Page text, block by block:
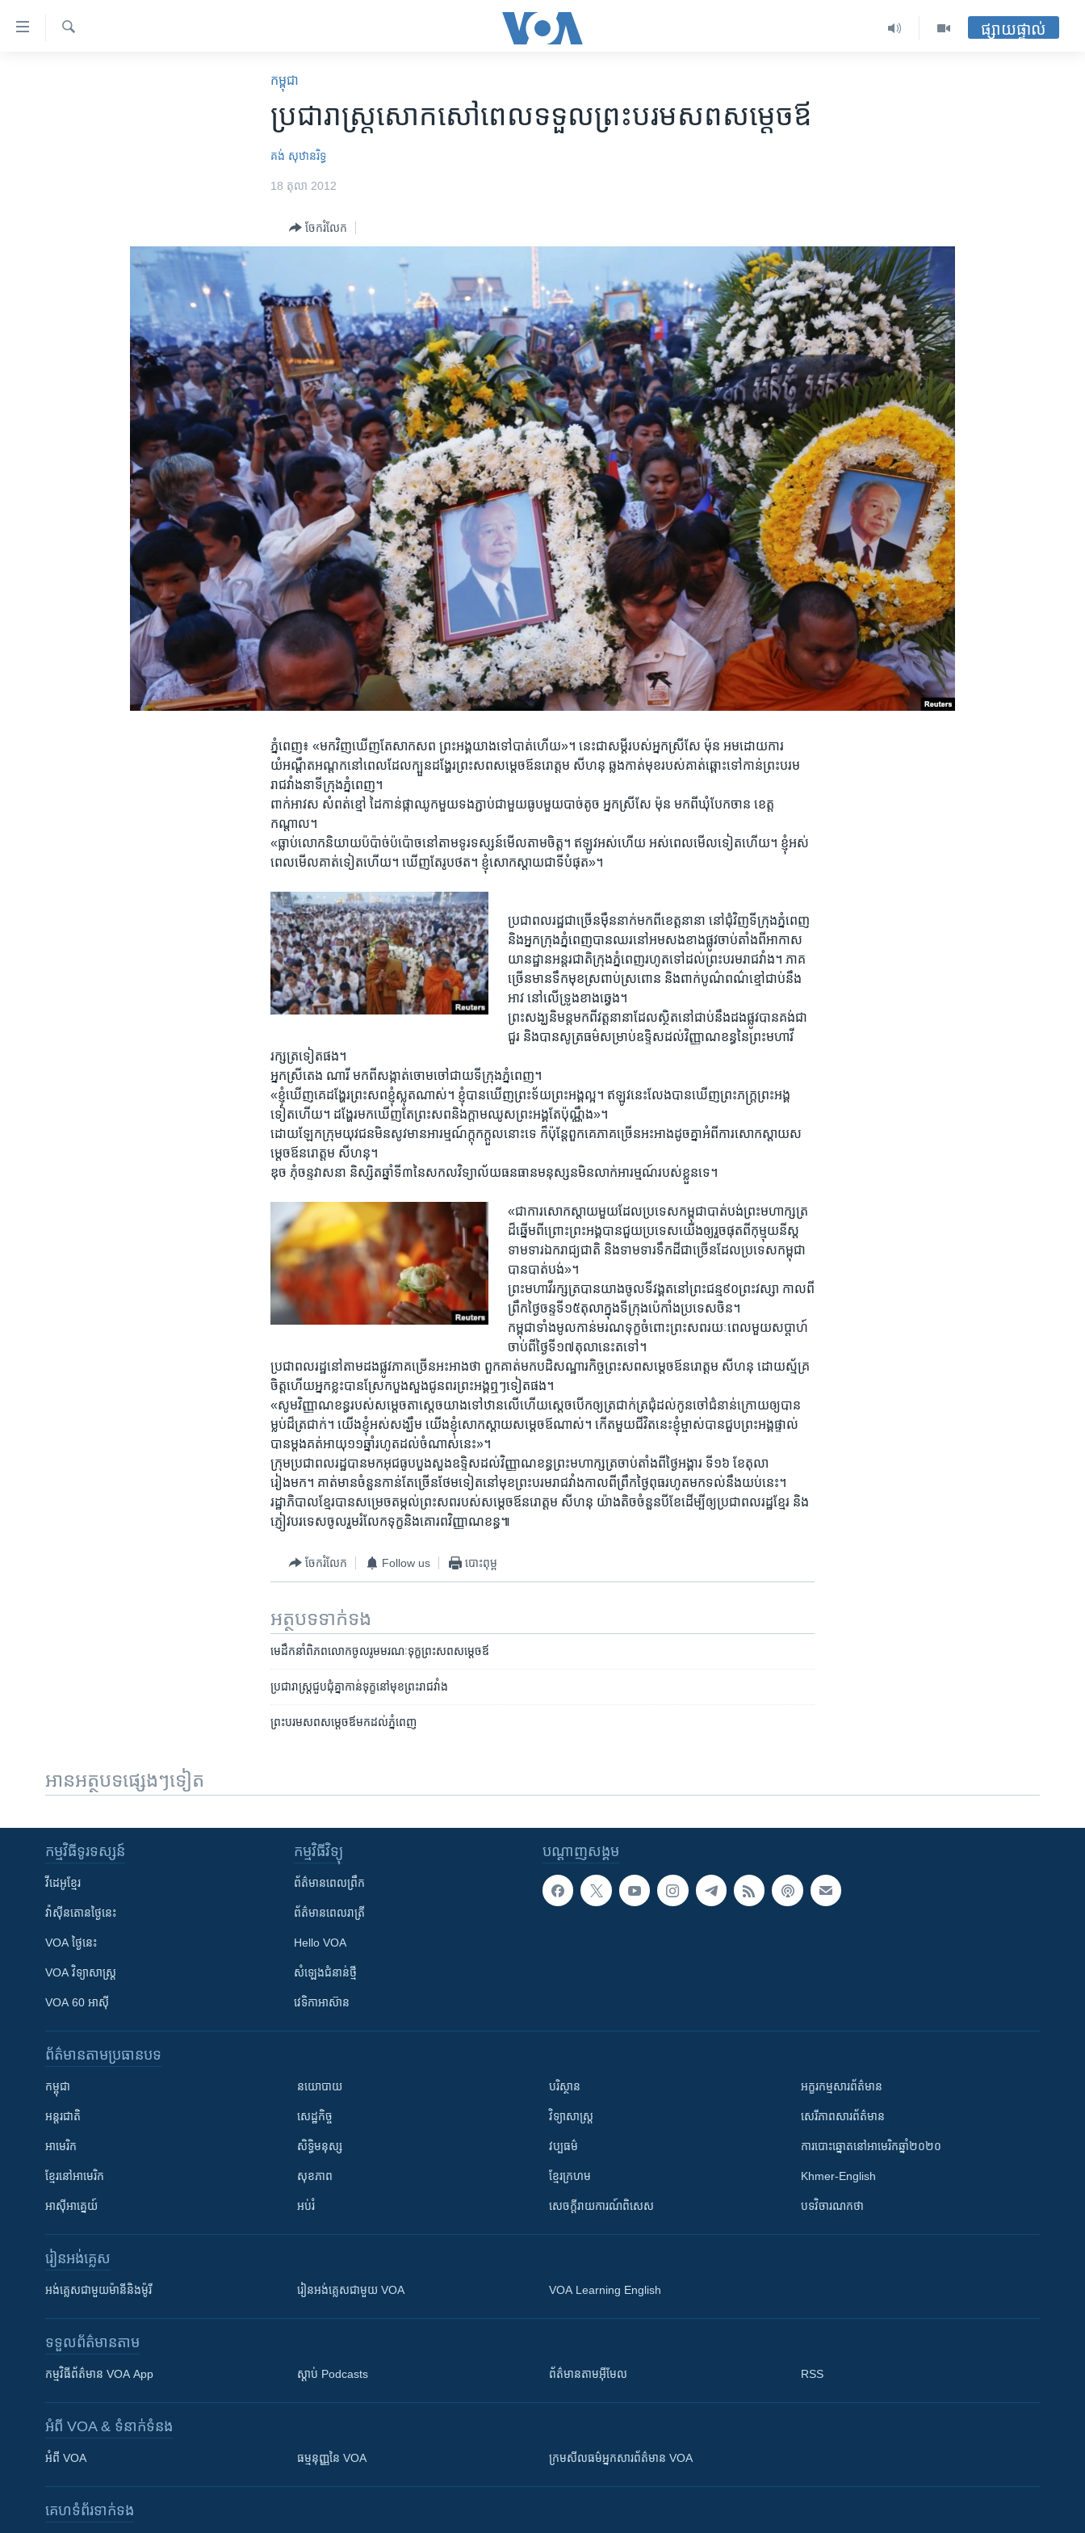
ទៅ​
ផ្សាយផ្ទាល់
កម្ពុជា
ប្រជារាស្ត្រ​សោកសៅ​ពេល​ទទួល​ព្រះបរមសព​សម្តេច​ឪ
គង់ សុឋានរិទ្ធ
18 តុលា 2012
ចែករំលែក
ភ្នំពេញ៖ «មក​វិញ​ឃើញ​តែ​សាកសព ព្រះអង្គ​យាង​ទៅ​បាត់​ហើយ»។ នេះ​ជា​សម្តី​របស់​អ្នកស្រី​សែ ម៉ុន អម​ដោយ​ការ​
យំអណ្តឺតអណ្តក​នៅពេល​ដែល​ក្បួន​ដង្ហែរ​ព្រះ​សព​សម្តេចឪ​នរោត្តម សីហនុ ឆ្លង​កាត់​មុខ​របស់​គាត់​ឆ្ពោះ​ទៅ​កាន់​ព្រះ​បរម
រាជវាំង​នា​ទីក្រុង​ភ្នំពេញ។
​ពាក់អាវ​ស សំពត់​ខ្មៅ​ ដៃ​កាន់​ផ្កាឈូក​មួយទង​ភ្ជាប់​ជាមួយ​ធូប​មួយ​បាច់​តូច អ្នក​ស្រី​សែ ម៉ុន មកពី​ឃុំ​បែក​ចាន ខេត្ត​
កណ្តាល។
«ធ្លាប់​លោក​និយាយ​ប៉ប៉ាច់ប៉ប៉ោច​នៅតាម​ទូរទស្សន៍​មើល​តាម​ចិត្ត។ ឥឡូវ​អស់​ហើយ អស់​ពេល​មើល​ទៀត​ហើយ។ ខ្ញុំ​អស់​
ពេល​មើល​គាត់​ទៀត​ហើយ។ ឃើញ​តែ​រូបថត។ ខ្ញុំ​សោកស្តាយ​ជាទីបំផុត»។
ប្រជាពលរដ្ឋ​ជាច្រើន​ម៉ឺន​នាក់​មក​ពី​ខេត្ត​នានា នៅ​ជុំវិញ​ទីក្រុង​ភ្នំពេញ
និង​អ្នក​ក្រុង​ភ្នំពេញ​បាន​ឈរ​នៅ​អម​សង​ខាង​ផ្លូវ​ចាប់តាំងពី​អាកាស​
យានដ្ឋាន​អន្តរជាតិ​ក្រុង​ភ្នំពេញ​រហូត​ទៅ​ដល់​ព្រះបរមរាជ​វាំង។ ភាគ​
ច្រើន​មាន​ទឹកមុខ​ស្រពាប់​ស្រពោន និង​ពាក់​បូណ៌​ពណ៌​ខ្មៅ​ជាប់​នឹង​
អាវ នៅ​លើ​ទ្រូង​ខាង​ឆ្វេង។
ព្រះសង្ឃ​និមន្ត​មក​ពី​វត្ត​នានា​ដែល​ស្ថិតនៅ​ជាប់​នឹង​ដងផ្លូវ​បាន​គង់​ជា​
ជួរ និង​បាន​សូត្រធម៌​សម្រាប់​ឧទ្ទិស​ដល់​វិញ្ញាណ​ខន្ធ​នៃ​ព្រះមហាវី
រក្សត្រ​ទៀតផង។​
អ្នកស្រី​តេង ណារី មក​ពី​សង្កាត់​ចោមចៅ​ជាយ​ទីក្រុង​ភ្នំពេញ។
«ខ្ញុំ​ឃើញ​គេ​ដង្ហែរ​ព្រះ​សព​ខ្ញុំ​ស្លុត​ណាស់។ ខ្ញុំ​បាន​ឃើញ​ព្រះទ័យ​ព្រះអង្គ​ល្អ។ ឥឡូវនេះ​លែង​បាន​ឃើញ​ព្រះភក្ត្រ​ព្រះ​អង្គ​
ទៀត​ហើយ។ ដង្ហែរ​មក​ឃើញ​តែ​ព្រះ​សព​និង​ក្តាមឈូស​ព្រះអង្គ​តែ​ប៉ុណ្ណឹង»។​
ដោយ​ឡែក​ក្រុម​យុវជន​មិន​សូវ​មាន​អារម្មណ៍​ក្តុកក្តួល​នោះទេ ក៏​ប៉ុន្តែ​ពួកគេ​ភាគ​ច្រើន​អះអាង​ដូចគ្នា​អំពី​ការសោកស្តាយ​ស
ម្តេច​ឪ​នរោត្តម សីហនុ​។​
ឌុច ភុំ​ចន្ទវាសនា និស្សិត​ឆ្នាំ​ទី​៣​នៃ​សកល​វិទ្យាល័យ​ធនធានមនុស្ស​ន​មិន​លាក់​អារម្មណ៍​របស់​ខ្លួន​ទេ។​
«ជា​ការសោកស្តាយ​មួយ​ដែល​ប្រទេស​កម្ពុជា​បាត់បង់​ព្រះមហាក្សត្រ​
ដ៏​ឆ្នើម​ពីព្រោះ​ព្រះអង្គ​បាន​ជួយ​ប្រទេស​យើង​ឲ្យ​រួច​ផុត​ពី​កុ​ម្មុយនីស្ត
ទាមទារ​ឯករាជ្យ​ជាតិ និង​ទាមទារទឹកដី​ជាច្រើន​ដែល​ប្រទេស​កម្ពុជា​
បាន​បាត់បង់»។​
ព្រះមហាវីរក្សត្រ​បាន​យាង​ចូល​ទីវង្គត​នៅ​ព្រះជន្ម​៩០​ព្រះវស្សា កាលពី​
ព្រឹក​ថ្ងៃ​ចន្ទទី​១៥​តុលា​ក្នុង​ទីក្រុង​ប៉េកាំង​ប្រទេស​ចិន។
កម្ពុជា​ទាំងមូល​កាន់​មរណ​ទុក្ខ​ចំពោះ​ព្រះ​សព​រយៈពេល​មួយ​សប្តាហ៍​
ចាប់ពី​ថ្ងៃ​ទី​១៧​តុលា​នេះ​តទៅ។
ប្រជាពលរដ្ឋ​នៅ​តាម​ដងផ្លូវ​ភាគច្រើន​អះអាង​ថា ពួកគាត់​មក​បដិសណ្ឋារកិច្ច​ព្រះ​សព​សម្តេច​ឪ​នរោត្តម សីហនុ ដោយ​ស្ម័គ្រ​
ចិត្ត​ហើយ​អ្នកខ្លះ​បាន​ស្រែក​បួងសួង​ជូនពរ​ព្រះអង្គ​ឮៗ​ទៀតផង​។​
«សូម​វិញ្ញាណខន្ធ​របស់​សម្តេច​តា​ស្តេច​យាង​ទៅ​ឋាន​លើ​ហើយ​ស្តេច​បើក​ឲ្យ​ត្រជាក់ត្រជុំ​ដល់​កូនចៅ​ជំនាន់​ក្រោយ​ឲ្យ​បាន​
ម្លប់ដ៏​ត្រជាក់។ យើងខ្ញុំ​អស់​សង្ឃឹម យើង​ខ្ញុំ​សោកស្តាយ​សម្តេច​ឪ​ណាស់។ កើត​មួយ​ជីវិត​នេះ​ខ្ញុំ​ម្ចាស់​បាន​ជួប​ព្រះអង្គ​ផ្ទាល់​
បាន​ម្តង​គត់​អាយុ​១១​ឆ្នាំ​រហូត​ដល់​ចំណាស់​នេះ»។​
ក្រុម​ប្រជាពល​រដ្ឋ​បាន​មក​អុជ​ធូប​បួង​សួង​ឧទ្ទិស​ដល់​វិញ្ញាណ​ខន្ធ​ព្រះមហាក្សត្រ​ចាប់តាំងពី​ថ្ងៃ​អង្គារ ទី​១៦ ខែតុលា
រៀងមក។ គាត់​មាន​ចំនួន​កាន់​តែ​ច្រើន​ថែមទៀត​នៅ​មុខ​ព្រះបរមរាជវាំង​កាលពី​ព្រឹក​ថ្ងៃ​ពុធ​រហូតមក​ទល់​នឹង​យប់​នេះ។​
រដ្ឋាភិបាល​ខ្មែរ​បាន​សម្រេច​តម្កល់​ព្រះ​សព​របស់​សម្តេចឪ​នរោត្តម សីហនុ យ៉ាងតិច​ចំនួន​បី​ខែ​ដើម្បី​ឲ្យ​ប្រជាពលរដ្ឋ​ខ្មែរ ​និង​
ភ្ញៀវ​បរទេស​ចូលរួម​រំលែក​ទុក្ខ​និង​គោរព​វិញ្ញាណខន្ធ៕
ចែករំលែក Follow us បោះពុម្ព
អត្ថបទ​ទាក់ទង
មេដឹកនាំ​ពិភពលោក​ចូលរូម​មរណៈទុក្ខ​ព្រះសព​សម្តេច​ឪ
ប្រជារាស្រ្ត​ជួប​ជុំគ្នា​កាន់​ទុក្ខ​នៅ​មុខ​ព្រះរាជវាំង
ព្រះបរមសព​សម្តេច​ឪ​មក​ដល់​ភ្នំពេញ
អានអត្ថបទផ្សេងៗទៀត
បណ្តាញ​សង្គម
កម្មវិធី​ទូរទស្សន៍
វីដេអូ​ខ្មែរ
វ៉ាស៊ីនតោន​ថ្ងៃ​នេះ
VOA ថ្ងៃនេះ
VOA ​វិទ្យាសាស្ត្រ
VOA 60 អាស៊ី
កម្មវិធី​វិទ្យុ
ព័ត៌មាន​ពេល​ព្រឹក
ព័ត៌មាន​​ពេល​រាត្រី
Hello VOA
សំឡេង​ជំនាន់​ថ្មី
វេទិកា​អាស៊ាន
ព័ត៌មាន​តាមប្រធានបទ​
កម្ពុជា
អន្តរជាតិ
អាមេរិក
ខ្មែរ​នៅអាមេរិក
អាស៊ីអាគ្នេយ៍
នយោបាយ
សេដ្ឋកិច្ច
សិទ្ធិមនុស្ស
សុខភាព
អប់រំ
បរិស្ថាន
វិទ្យាសាស្រ្ត
វប្បធម៌
ខ្មែរក្រហម
សេចក្តីរាយការណ៍ពិសេស
អក្ខរកម្មសារព័ត៌មាន
សេរីភាពសារព័ត៌មាន
ការបោះឆ្នោតនៅអាមេរិកឆ្នាំ២០២០
Khmer-English
បទវិចារណកថា
រៀន​​អង់គ្លេស
អង់គ្លេស​ជាមួយ​ម៉ានី​និង​ម៉ូរី រៀន​​​​​​អង់គ្លេស​​ជាមួយ VOA VOA Learning English
ទទួល​ព័ត៌មាន​តាម
កម្មវិធី​ព័ត៌មាន VOA App ស្តាប់ Podcasts ព័ត៌មាន​តាម​អ៊ីមែល RSS
អំពី​ VOA & ទំនាក់ទំនង
អំពី​ VOA ធម្មនុញ្ញ​នៃ VOA ក្រម​​​សីលធម៌​​​អ្នក​​​សារព័ត៌មាន VOA
គេហទំព័រ​​ទាក់ទង